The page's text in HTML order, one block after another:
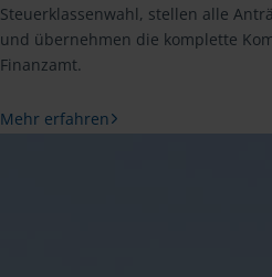
Steuerklassenwahl, stellen alle
und übernehmen die komplette
Finanzamt.
Mehr erfahren